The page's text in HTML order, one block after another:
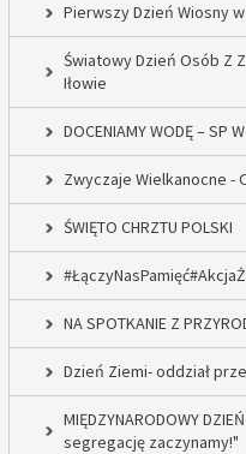
Pierwszy Dzień Wiosny
Światowy Dzień Osób Z
Iłowie
DOCENIAMY WODĘ – SP
Zwyczaje Wielkanocne -
ŚWIĘTO CHRZTU POLSKI
NA SPOTKANIE Z
Dzień Ziemi- oddział
MIĘDZYNARODOWY
segregację zaczynamy!"